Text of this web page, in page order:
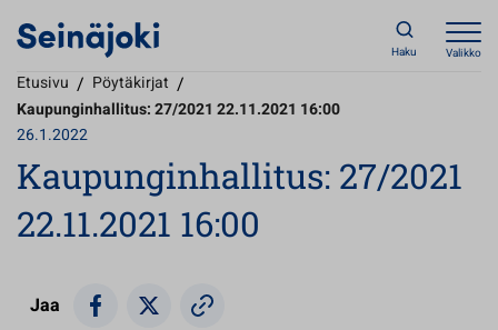
Haku Valikko
Etusivu / Pöytäkirjat /
Kaupunginhallitus: 27/2021 22.11.2021 16:00
26.1.2022
Kaupunginhallitus: 27/2021
22.11.2021 16:00
Jaa